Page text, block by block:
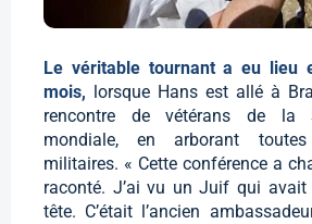
Le véritable tournant a eu
mois,
lorsque Hans est allé à
rencontre de vétérans de la
mondiale, en arborant
militaires. « Cette conférence a
raconté. J’ai vu un Juif qui
tête. C’était l’ancien